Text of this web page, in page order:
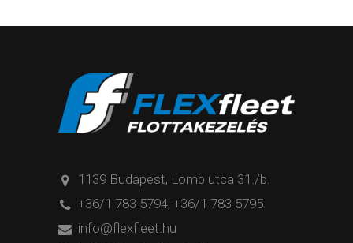
1139 Budapest, Lomb utca 31./b.
+36/1 783 5794, +36/1 783 5795
info@flexfleet.hu